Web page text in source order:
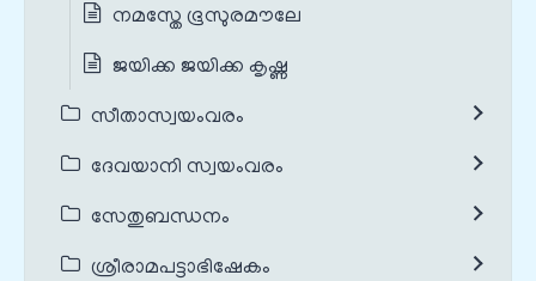
നമസ്തേ ഭൂസുരമൗലേ
ജയിക്ക ജയിക്ക കൃഷ്ണ
സീതാസ്വയംവരം
ദേവയാനി സ്വയംവരം
സേതുബന്ധനം
ശ്രീരാമപട്ടാഭിഷേകം